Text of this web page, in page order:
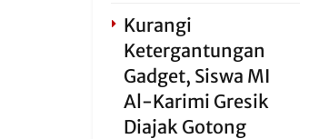
Kurangi
Ketergantungan
Gadget, Siswa MI
Al-Karimi Gresik
Diajak Gotong